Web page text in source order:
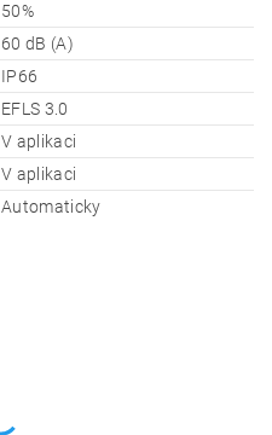
50%
60 dB (A)
IP66
EFLS 3.0
V aplikaci
V aplikaci
Automaticky